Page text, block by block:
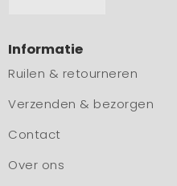
Informatie
Ruilen & retourneren
Verzenden & bezorgen
Contact
Over ons